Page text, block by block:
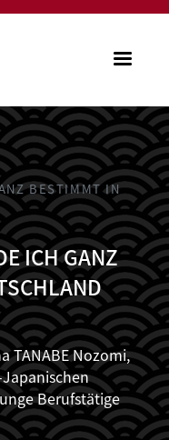
BESTIMMT IN
ICH GANZ
TANABE Nozomi,
Berufstätige